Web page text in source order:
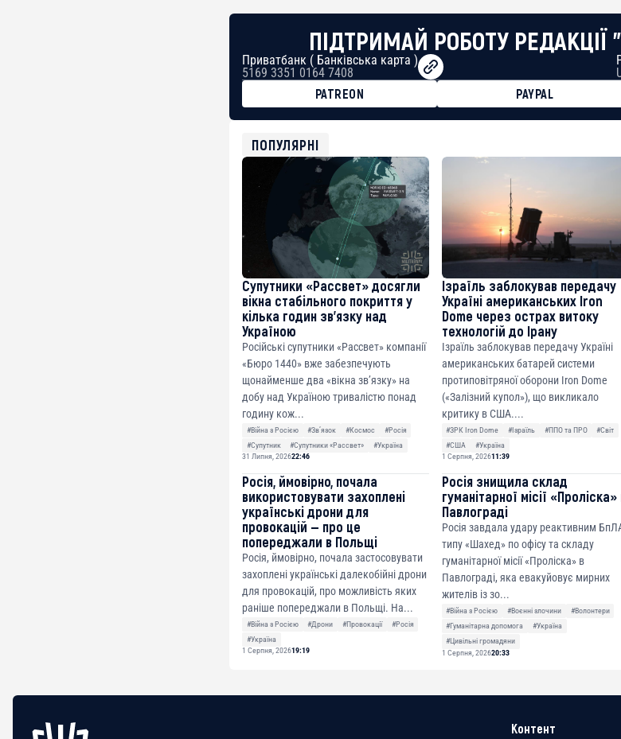
ПІДТРИМАЙ РОБОТУ РЕДАКЦІЇ
Приватбанк ( Банківська карта )
5169 3351 0164 7408
PATREON
PAYPAL
USDT
0x8676644fA7B6d328310283cAC1065Ae01d97CEe7
ETH
0xfD02863D3289416fcF50975c9DFda13623f97758
ПОПУЛЯРНІ
Супутники «Рассвет» досягли
вікна стабільного покриття у
кілька годин зв’язку над
Україною
Російські супутники «Рассвет» компанії
«Бюро 1440» вже забезпечують
щонайменше два «вікна зв’язку» на
добу над Україною тривалістю понад
годину кож...
#Війна з Росією #Звʼязок #Космос
#Росія
#Супутник
#Супутники «Рассвет»
#Україна
31 Липня, 202622:46
Ізраїль заблокував передачу
Україні американських Iron
Dome через острах витоку
технологій до Ірану
Ізраїль заблокував передачу Україні
американських батарей системи
протиповітряної оборони Iron Dome
(«Залізний купол»), що викликало
критику в США....
#ЗРК Iron Dome #Ізраїль #ППО та ПРО
#Світ
#США
#Україна
1 Серпня, 202611:39
Росія, ймовірно, почала
використовувати захоплені
українські дрони для
провокацій — про це
попереджали в Польщі
Росія, ймовірно, почала застосовувати
захоплені українські далекобійні дрони
для провокацій, про можливість яких
раніше попереджали в Польщі. На...
#Війна з Росією #Дрони #Провокації
#Росія
#Україна
1 Серпня, 202619:19
Росія знищила склад
гуманітарної місії «Проліска»
Павлограді
Росія завдала удару реактивним
типу «Шахед» по офісу та складу
гуманітарної місії «Проліска» в
Павлограді, яка евакуйовує мирних
жителів із зо...
#Війна з Росією #Воєнні злочини
#Волонтери
#Гуманітарна допомога
#Україна
#Цивільні громадяни
1 Серпня, 202620:33
Контент